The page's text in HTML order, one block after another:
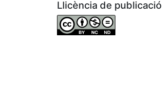
Llicència de publicació